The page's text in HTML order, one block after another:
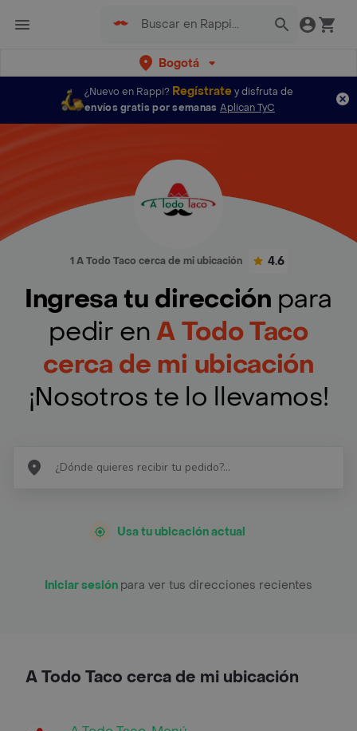
Bogotá
¿Nuevo en Rappi? Regístratey disfruta de
envíos gratis por semanas Aplican TyC
1 A Todo Taco cerca de mi ubicación 4.6
Ingresa tu dirección para
pedir enA Todo Taco
cerca de mi ubicación
¡Nosotros te lo llevamos!
Usa tu ubicación actual
Iniciar sesión para ver tus direcciones recientes
A Todo Taco cerca de mi ubicación